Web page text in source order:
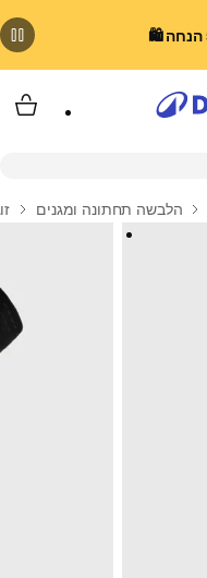
הלבשה תחתונה ומגנים